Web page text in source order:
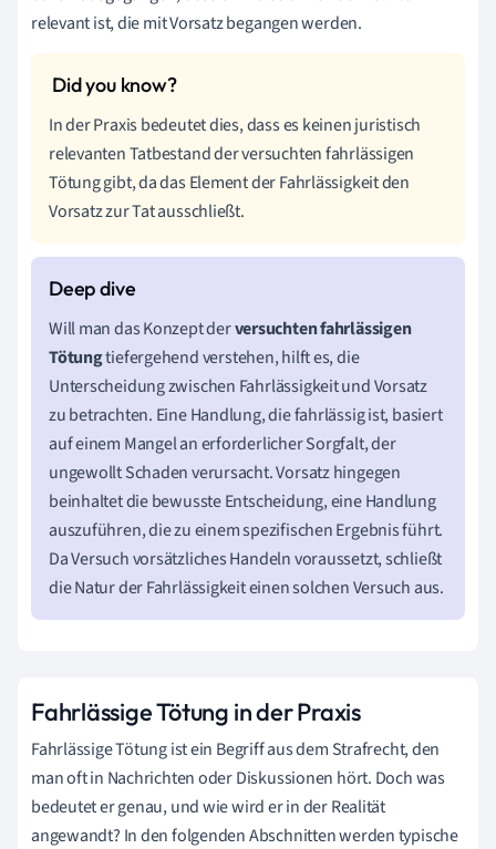
relevant ist, die mit Vorsatz begangen werden.
In der Praxis bedeutet dies, dass es keinen juristisch
relevanten Tatbestand der versuchten fahrlässigen
Tötung gibt, da das Element der Fahrlässigkeit den
Vorsatz zur Tat ausschließt.
Will man das Konzept derversuchten fahrlässigen
Tötungtiefergehend verstehen, hilft es, die
Unterscheidung zwischen Fahrlässigkeit und Vorsatz
zu betrachten. Eine Handlung, die fahrlässig ist, basiert
auf einem Mangel an erforderlicher Sorgfalt, der
ungewollt Schaden verursacht. Vorsatz hingegen
beinhaltet die bewusste Entscheidung, eine Handlung
auszuführen, die zu einem spezifischen Ergebnis führt.
Da Versuch vorsätzliches Handeln voraussetzt, schließt
die Natur der Fahrlässigkeit einen solchen Versuch aus.
Fahrlässige Tötung in der Praxis
Fahrlässige Tötung ist ein Begriff aus dem Strafrecht, den
man oft in Nachrichten oder Diskussionen hört. Doch was
bedeutet er genau, und wie wird er in der Realität
angewandt? In den folgenden Abschnitten werden typische